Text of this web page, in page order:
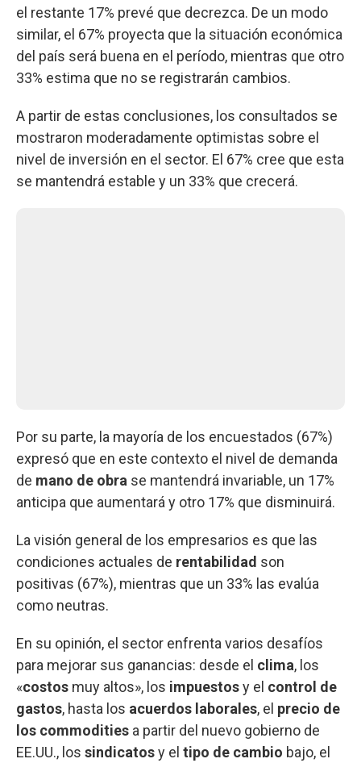
el restante 17% prevé que decrezca. De un modo
similar, el 67% proyecta que la situación económica
del país será buena en el período, mientras que otro
33% estima que no se registrarán cambios.
A partir de estas conclusiones, los consultados se
mostraron moderadamente optimistas sobre el
nivel de inversión en el sector. El 67% cree que esta
se mantendrá estable y un 33% que crecerá.
Por su parte, la mayoría de los encuestados (67%)
expresó que en este contexto el nivel de demanda
de mano de obra se mantendrá invariable, un 17%
anticipa que aumentará y otro 17% que disminuirá.
La visión general de los empresarios es que las
condiciones actuales de rentabilidad son
positivas (67%), mientras que un 33% las evalúa
como neutras.
En su opinión, el sector enfrenta varios desafíos
para mejorar sus ganancias: desde el clima, los
«costos muy altos», los impuestosy el control de
gastos, hasta los acuerdos laborales, el precio de
los commodities a partir del nuevo gobierno de
EE.UU., los sindicatosy el tipo de cambio bajo, el